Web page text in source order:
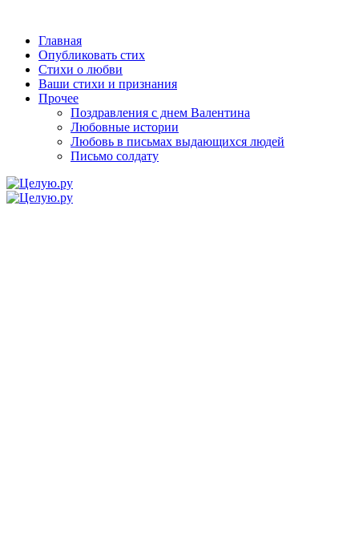
Главная
Опубликовать стих
Стихи о любви
Ваши стихи и признания
Прочее
Поздравления с днем Валентина
Любовные истории
Любовь в письмах выдающихся людей
Письмо солдату